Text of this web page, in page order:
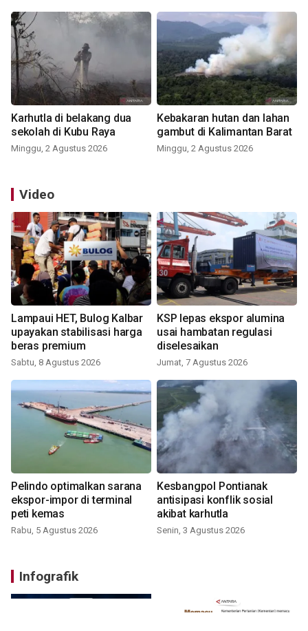
Karhutla di belakang dua
sekolah di Kubu Raya
Minggu, 2 Agustus 2026
Kebakaran hutan dan lahan
gambut di Kalimantan Barat
Minggu, 2 Agustus 2026
Video
Lampaui HET, Bulog Kalbar
upayakan stabilisasi harga
beras premium
Sabtu, 8 Agustus 2026
KSP lepas ekspor alumina
usai hambatan regulasi
diselesaikan
Jumat, 7 Agustus 2026
Pelindo optimalkan sarana
ekspor-impor di terminal
peti kemas
Rabu, 5 Agustus 2026
Kesbangpol Pontianak
antisipasi konflik sosial
akibat karhutla
Senin, 3 Agustus 2026
Infografik